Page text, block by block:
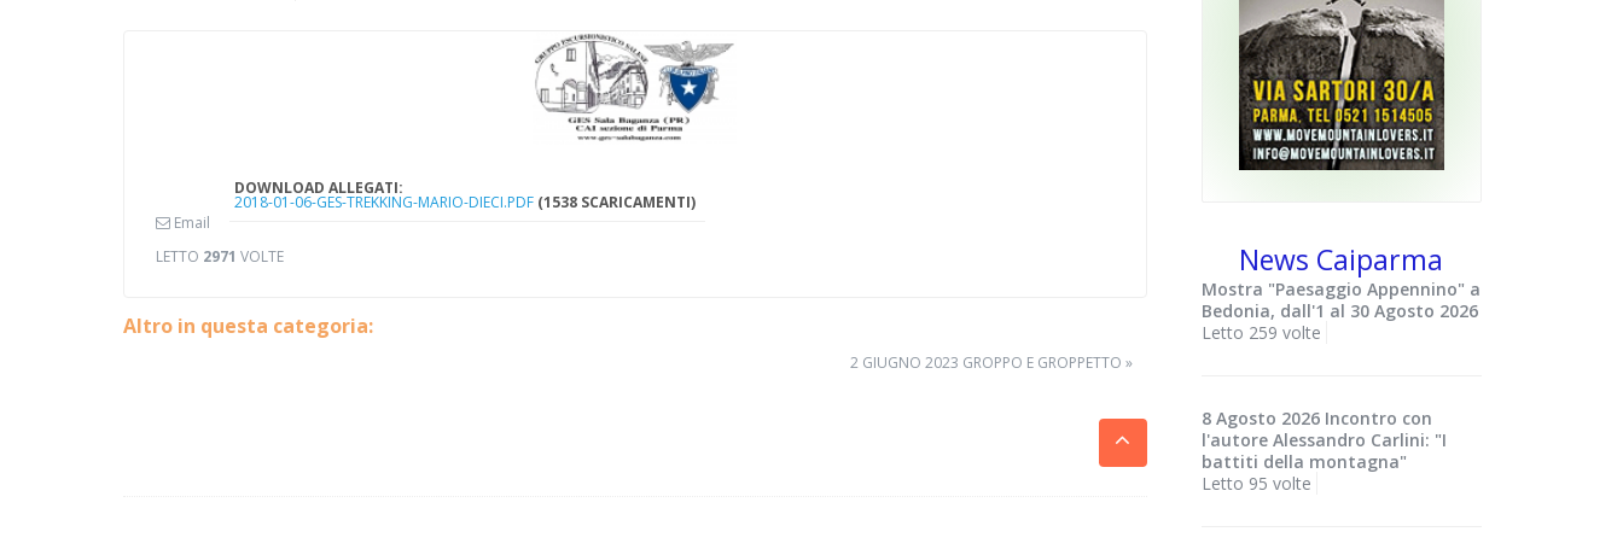
Email
DOWNLOAD ALLEGATI:
2018-01-06-GES-TREKKING-MARIO-DIECI.PDF (1538 SCARICAMENTI)
LETTO 2971 VOLTE
Altro in questa categoria:
2 GIUGNO 2023 GROPPO E GROPPETTO »
News Caiparma
Mostra "Paesaggio Appennino" a
Bedonia, dall'1 al 30 Agosto 2026
Letto 259 volte
8 Agosto 2026 Incontro con
l'autore Alessandro Carlini: "I
battiti della montagna"
Letto 95 volte